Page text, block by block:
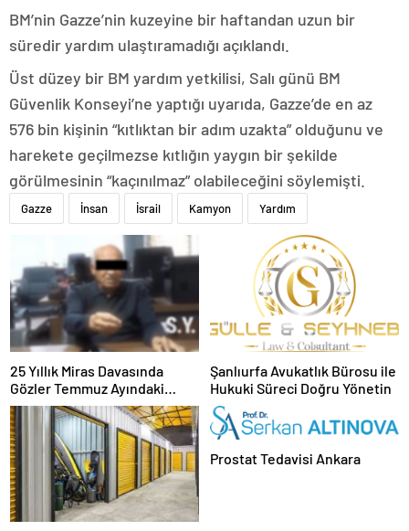
BM’nin Gazze’nin kuzeyine bir haftandan uzun bir
süredir yardım ulaştıramadığı açıklandı.
Üst düzey bir BM yardım yetkilisi, Salı günü BM
Güvenlik Konseyi’ne yaptığı uyarıda, Gazze’de en az
576 bin kişinin “kıtlıktan bir adım uzakta” olduğunu ve
harekete geçilmezse kıtlığın yaygın bir şekilde
görülmesinin “kaçınılmaz” olabileceğini söylemişti.
Gazze İnsan İsrail Kamyon Yardım
25 Yıllık Miras Davasında
Gözler Temmuz Ayındaki
Karar Duruşmasına Çevrildi
Şanlıurfa Avukatlık Bürosu ile
Hukuki Süreci Doğru Yönetin
Prostat Tedavisi Ankara